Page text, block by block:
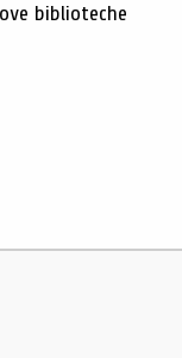
biblioteche